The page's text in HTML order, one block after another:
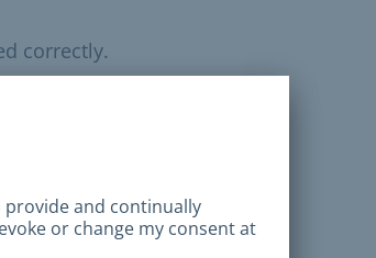
correctly.